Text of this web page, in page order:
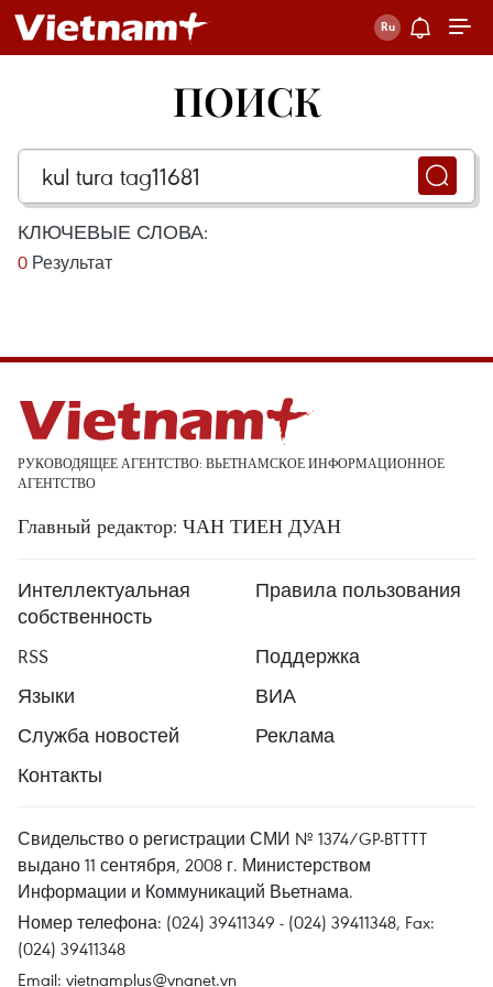
ПОИСК
КЛЮЧЕВЫЕ СЛОВА:
0 Результат
РУКОВОДЯЩЕЕ АГЕНТСТВО: ВЬЕТНАМСКОЕ ИНФОРМАЦИОННОЕ
АГЕНТСТВО
Главный редактор: ЧАН ТИЕН ДУАН
Интеллектуальная
собственность
Правила пользования
RSS
Поддержка
Языки
ВИА
Служба новостей
Реклама
Контакты
Свидельство о регистрации СМИ № 1374/GP-BTTTT
выдано 11 сентября, 2008 г. Министерством
Информации и Коммуникаций Вьетнама.
Номер телефона: (024) 39411349 - (024) 39411348, Fax:
(024) 39411348
Email: vietnamplus@vnanet.vn